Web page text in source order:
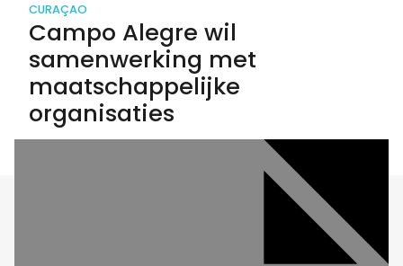
CURAÇAO
Campo Alegre wil
samenwerking met
maatschappelijke
organisaties